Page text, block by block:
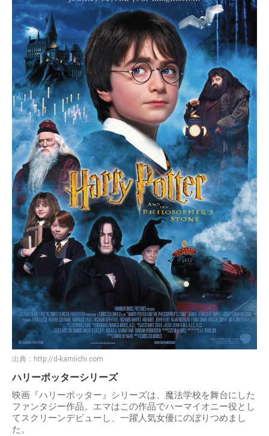
出典： http://d-kamiichi.com
ハリーポッターシリーズ
映画『ハリーポッター』シリーズは、魔法学校を舞台にした
ファンタジー作品。エマはこの作品でハーマイオニー役とし
てスクリーンデビューし、一躍人気女優にのぼりつめまし
た。